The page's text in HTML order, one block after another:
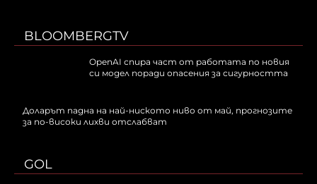
BLOOMBERGTV
OpenAI спира част от работата по новия
си модел поради опасения за сигурността
Доларът падна на най-ниското ниво от май, прогнозите
за по-високи лихви отслабват
GOL